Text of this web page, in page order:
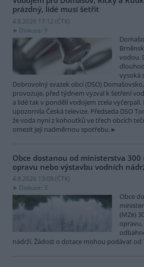
prázdný, lidé musí šetřit
4.8.2026 17:12 (ČTK)
Diskuse: 9
vodou.
vysoká
Dobrovolný svazek obcí (DSO)
provozuje, před týdnem vyzval k šetření
a lidé tak v pondělí vodojem zcela
upozornila Česká televize. Předseda DSO
že voda nyní z kohoutků ve třech obcích
omezit její nadměrnou spotřebu.
Obce dostanou od ministerstva
opravu nebo výstavbu vodních
4.8.2026 13:09 (ČTK)
Diskuse: 3
Obce
(MZe)
nádrží. Žádost o dotace mohou podávat od